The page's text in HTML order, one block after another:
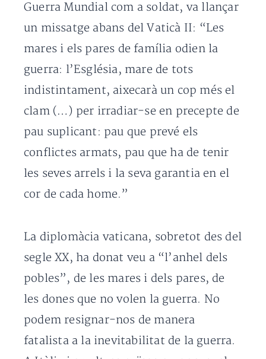
Guerra Mundial com a soldat, va llançar
un missatge abans del Vaticà II: “Les
mares i els pares de família odien la
guerra: l’Església, mare de tots
indistintament, aixecarà un cop més el
clam (…) per irradiar-se en precepte de
pau suplicant: pau que prevé els
conflictes armats, pau que ha de tenir
les seves arrels i la seva garantia en el
cor de cada home.”
La diplomàcia vaticana, sobretot des del
segle XX, ha donat veu a “l’anhel dels
pobles”, de les mares i dels pares, de
les dones que no volen la guerra. No
podem resignar-nos de manera
fatalista a la inevitabilitat de la guerra.